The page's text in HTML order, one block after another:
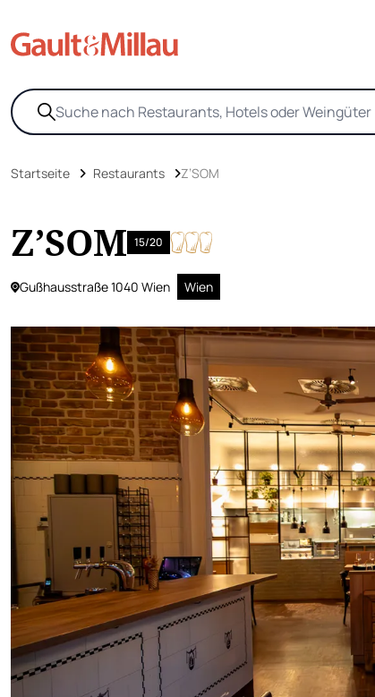
Startseite Restaurants Z’SOM
Z’SOM 15/20
Gußhausstraße 1040 Wien Wien